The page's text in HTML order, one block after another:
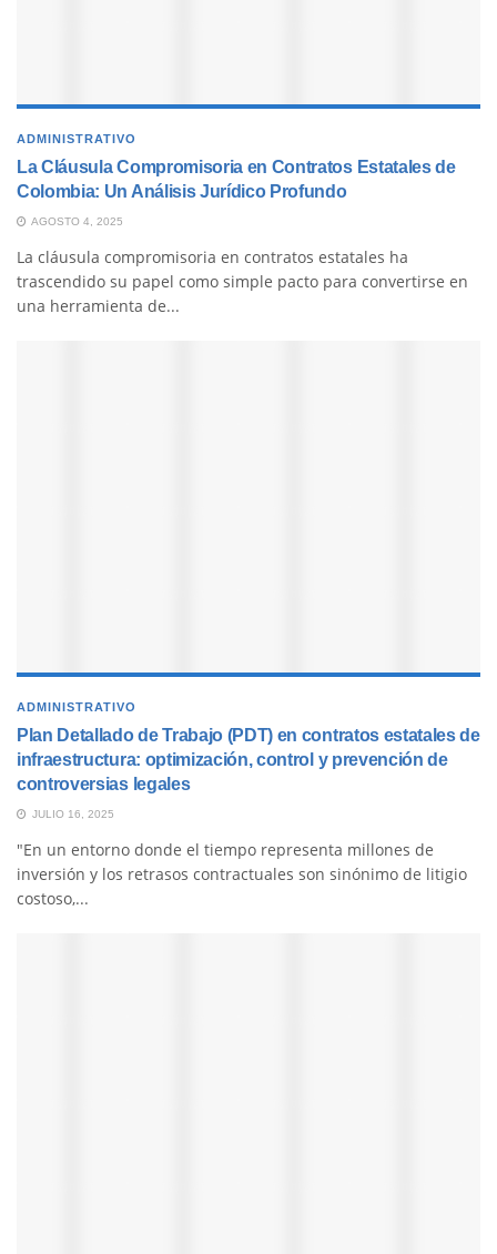
ADMINISTRATIVO
La Cláusula Compromisoria en Contratos Estatales de
Colombia: Un Análisis Jurídico Profundo
AGOSTO 4, 2025
La cláusula compromisoria en contratos estatales ha
trascendido su papel como simple pacto para convertirse en
una herramienta de...
ADMINISTRATIVO
Plan Detallado de Trabajo (PDT) en contratos estatales de
infraestructura: optimización, control y prevención de
controversias legales
JULIO 16, 2025
"En un entorno donde el tiempo representa millones de
inversión y los retrasos contractuales son sinónimo de litigio
costoso,...